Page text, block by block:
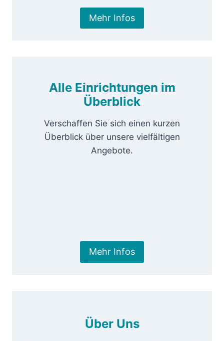
Mehr Infos
Alle Einrichtungen im
Überblick
Verschaffen Sie sich einen kurzen
Überblick über unsere vielfältigen
Angebote.
Mehr Infos
Über Uns